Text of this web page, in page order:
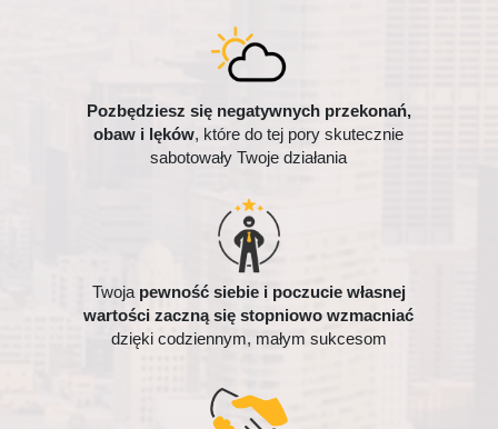
Pozbędziesz się negatywnych przekonań,
obaw i lęków, które do tej pory skutecznie
sabotowały Twoje działania
Twoja pewność siebie i poczucie własnej
wartości zaczną się stopniowo wzmacniać
dzięki codziennym, małym sukcesom